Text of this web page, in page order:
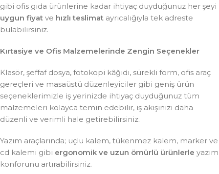
gibi ofis gıda ürünlerine kadar ihtiyaç duyduğunuz her şeyi
uygun fiyat ve hızlı teslimat ayrıcalığıyla tek adreste
bulabilirsiniz.
Kırtasiye ve Ofis Malzemelerinde Zengin Seçenekler
Klasör, şeffaf dosya, fotokopi kâğıdı, sürekli form, ofis araç
gereçleri ve masaüstü düzenleyiciler gibi geniş ürün
seçeneklerimizle iş yerinizde ihtiyaç duyduğunuz tüm
malzemeleri kolayca temin edebilir, iş akışınızı daha
düzenli ve verimli hale getirebilirsiniz.
Yazım araçlarında; uçlu kalem, tükenmez kalem, marker ve
cd kalemi gibi ergonomik ve uzun ömürlü ürünlerle yazım
konforunu artırabilirsiniz.